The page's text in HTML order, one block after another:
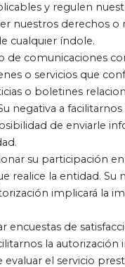
y regulen
nuestros derechos o
cualquier índole.
de comunicaciones
o servicios que
o boletines
negativa a
de enviarle
su participación
realice la entidad. Su
implicará la
encuestas de
la autorización
el servicio